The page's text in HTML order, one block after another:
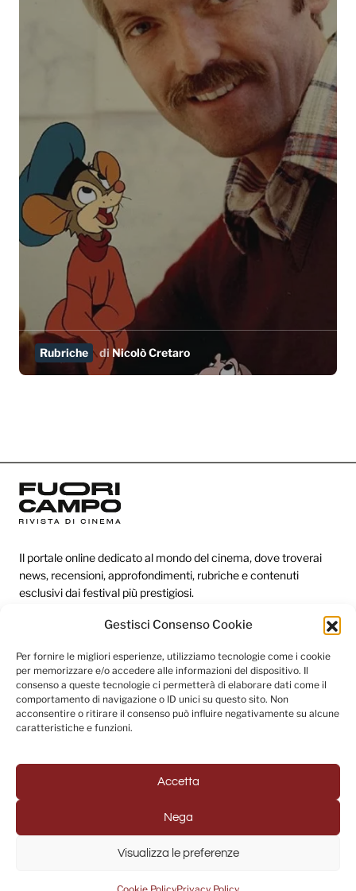
Gestisci Consenso Cookie
Per fornire le migliori esperienze, utilizziamo tecnologie come i cookie
per memorizzare e/o accedere alle informazioni del dispositivo. Il
consenso a queste tecnologie ci permetterà di elaborare dati come il
comportamento di navigazione o ID unici su questo sito. Non
acconsentire o ritirare il consenso può influire negativamente su alcune
caratteristiche e funzioni.
Accetta
Nega
Visualizza le preferenze
Rubriche di Nicolò Cretaro
Il portale online dedicato al mondo del cinema, dove troverai
news, recensioni, approfondimenti, rubriche e contenuti
esclusivi dai festival più prestigiosi.
Redazione
Categorie
Link utili
Seguici sui social
© 2025 Fuori Campo - Testata Giornalistica registrata al
Tribunale di Napoli (Registrazione n. 33 del 31/07/2022)